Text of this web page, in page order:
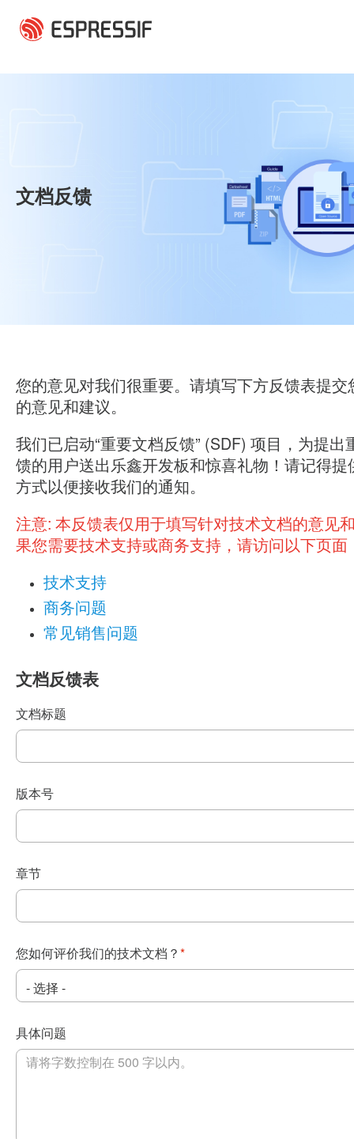
文档反馈
您的意见对我们很重要。请填写下方反馈表提交
的意见和建议。
我们已启动“重要文档反馈” (SDF) 项目，为提出
馈的用户送出乐鑫开发板和惊喜礼物！请记得提
方式以便接收我们的通知。
注意: 本反馈表仅用于填写针对技术文档的意见
果您需要技术支持或商务支持，请访问以下页面
技术支持
商务问题
常见销售问题
文档反馈表
文档标题
版本号
章节
您如何评价我们的技术文档？ *
具体问题